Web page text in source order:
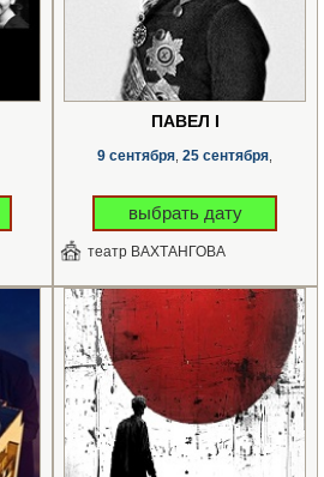
ПАВЕЛ I
9 сентября 25 сентября
выбрать дату
театр ВАХТАНГОВА